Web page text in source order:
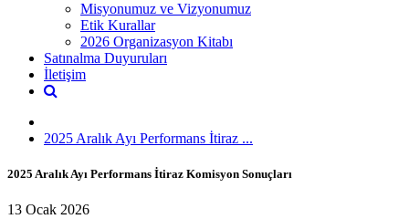
Misyonumuz ve Vizyonumuz
Etik Kurallar
2026 Organizasyon Kitabı
Satınalma Duyuruları
İletişim
2025 Aralık Ayı Performans İtiraz ...
2025 Aralık Ayı Performans İtiraz Komisyon Sonuçları
13 Ocak 2026